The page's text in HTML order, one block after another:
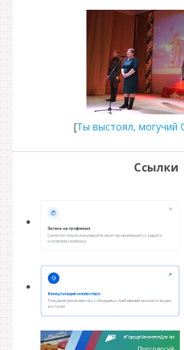
[Ты выстоял, могучий
Ссылки